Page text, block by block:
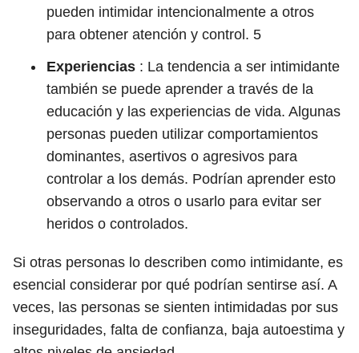
pueden intimidar intencionalmente a otros
para obtener atención y control. 5
Experiencias : La tendencia a ser intimidante
también se puede aprender a través de la
educación y las experiencias de vida. Algunas
personas pueden utilizar comportamientos
dominantes, asertivos o agresivos para
controlar a los demás. Podrían aprender esto
observando a otros o usarlo para evitar ser
heridos o controlados.
Si otras personas lo describen como intimidante, es
esencial considerar por qué podrían sentirse así. A
veces, las personas se sienten intimidadas por sus
inseguridades, falta de confianza, baja autoestima y